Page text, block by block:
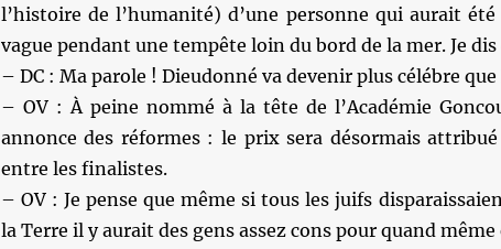
l’histoire de l’humanité) d’une personne qui aurait
vague pendant une tempête loin du bord de la mer. Je dis
– DC : Ma parole ! Dieudonné va devenir plus célébre
– OV : À peine nommé à la tête de l’Académie
annonce des réformes : le prix sera désormais
entre les finalistes.
– OV : Je pense que même si tous les juifs
la Terre il y aurait des gens assez cons pour quand